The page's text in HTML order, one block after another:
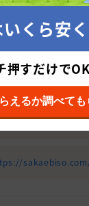
外壁と屋根の塗装
外壁と屋根の塗装
雨漏り・防水
外壁の塗装
945-990(株式会社
美装を紹介して欲し
也
くら安
押すだけでOK
えるか調べても